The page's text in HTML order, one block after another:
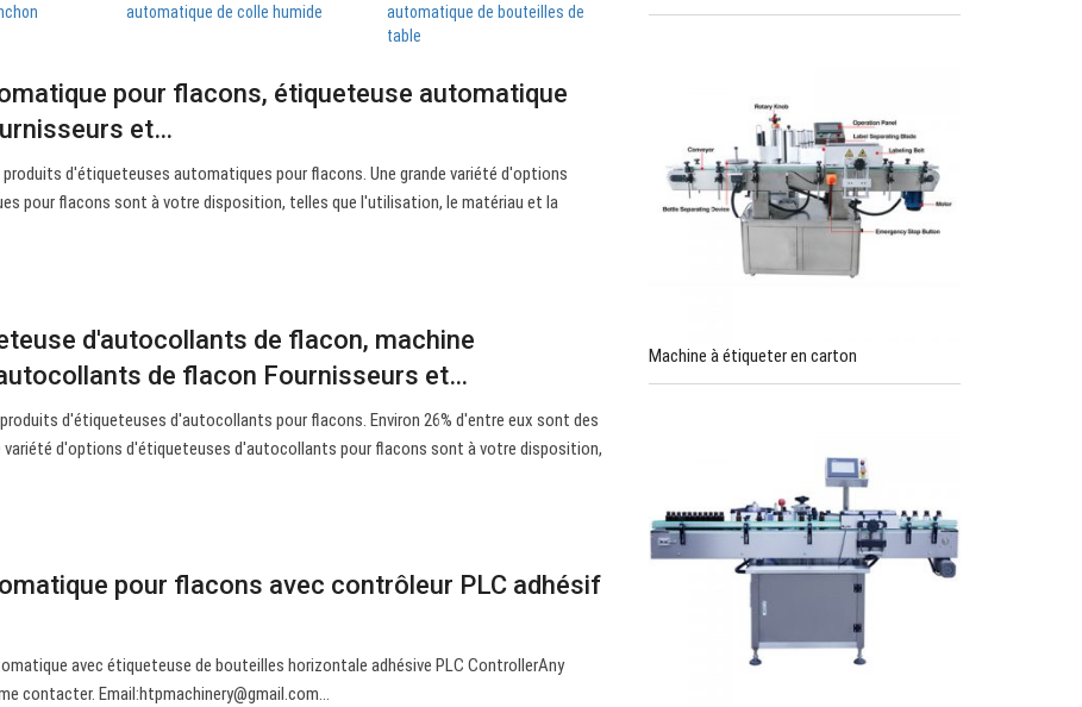
automatique de colle humide
automatique de bouteilles de
table
pour flacons, étiqueteuse automatique
et…
produits d'étiqueteuses automatiques pour flacons. Une grande variété d'options
pour flacons sont à votre disposition, telles que l'utilisation, le matériau et la
d'autocollants de flacon, machine
de flacon Fournisseurs et…
d'étiqueteuses d'autocollants pour flacons. Environ 26% d'entre eux sont des
variété d'options d'étiqueteuses d'autocollants pour flacons sont à votre disposition,
pour flacons avec contrôleur PLC adhésif
avec étiqueteuse de bouteilles horizontale adhésive PLC ControllerAny
contacter. Email:htpmachinery@gmail.com…
Machine à étiqueter en carton